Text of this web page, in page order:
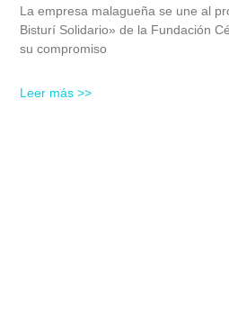
La empresa malagueña se une al
Bisturí Solidario» de la Fundación
su compromiso
Leer más >>